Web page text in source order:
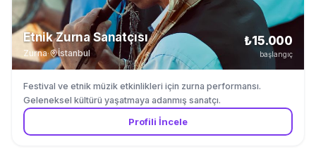
Etnik Zurna Sanatçısı
Zurna· İstanbul
₺15.000
başlangıç
Festival ve etnik müzik etkinlikleri için zurna performansı.
Geleneksel kültürü yaşatmaya adanmış sanatçı.
Profili İncele